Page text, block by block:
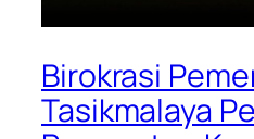
Birokrasi
Tasikmalaya